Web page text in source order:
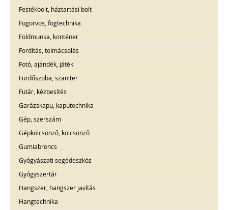
Festékbolt, háztartási bolt
Fogorvos, fogtechnika
Földmunka, konténer
Fordítás, tolmácsolás
Fotó, ajándék, játék
Fürdőszoba, szaniter
Futár, kézbesítés
Garázskapu, kaputechnika
Gép, szerszám
Gépkölcsönző, kölcsönző
Gumiabroncs
Gyógyászati segédeszköz
Gyógyszertár
Hangszer, hangszer javítás
Hangtechnika